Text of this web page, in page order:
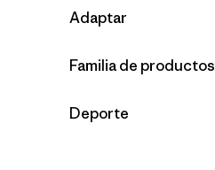
Filtrar por
Adaptar
Filtrar por
Familia de productos
Filtrar por
Deporte